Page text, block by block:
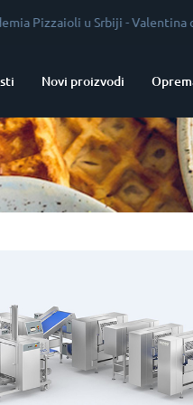
u Srbiji-Valentina
Novi proizvodi